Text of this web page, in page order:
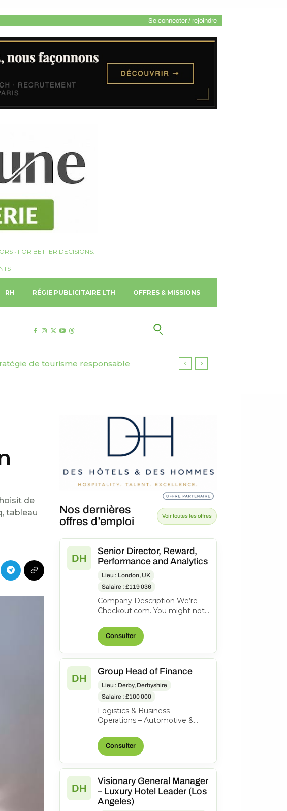
Se connecter / rejoindre
• FOR BETTER DECISIONS.
RH RÉGIE PUBLICITAIRE LTH OFFRES & MISSIONS
de tourisme responsable
de Kerzner International au
de
tableau
Nos dernières
offres d’emploi
Voir toutes les offres
DH
Senior Director, Reward,
Performance and Analytics
Lieu : London, UK
Salaire : £119 036
Company Description We’re
Checkout.com. You might not
companies like eBay, Spotify,
Klarna, Uber,...
Consulter
DH
Group Head of Finance
Lieu : Derby, Derbyshire
Salaire : £100 000
Logistics & Business
Operations – Automotive &
Product | Private Equity-
Backed Our client is a...
Consulter
DH
Visionary General Manager
– Luxury Hotel Leader (Los
Angeles)